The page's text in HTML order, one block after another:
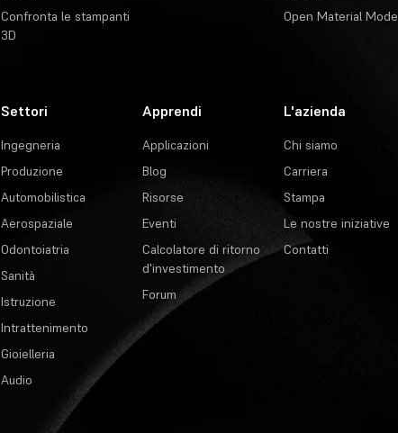
Confronta le stampanti
3D
Open Material Mode
Settori
Ingegneria
Produzione
Automobilistica
Aerospaziale
Odontoiatria
Sanità
Istruzione
Intrattenimento
Gioielleria
Audio
Apprendi
Applicazioni
Blog
Risorse
Eventi
Calcolatore di ritorno
d'investimento
Forum
L'azienda
Chi siamo
Carriera
Stampa
Le nostre iniziative
Contatti